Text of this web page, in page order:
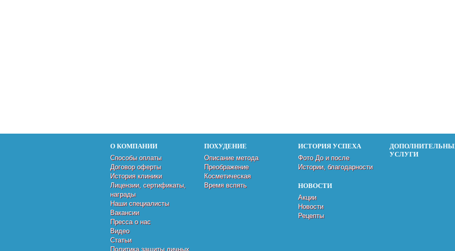
О КОМПАНИИ
Способы оплаты
Договор оферты
История клиники
Лицензии, сертификаты,
награды
Наши специалисты
Вакансии
Пресса о нас
Видео
Статьи
Политика защиты личных
ПОХУДЕНИЕ
Описание метода
Преображение
Косметическая
Время вспять
ИСТОРИЯ УСПЕХА
Фото До и после
Истории, благодарности
НОВОСТИ
Акции
Новости
Рецепты
УСЛУГИ